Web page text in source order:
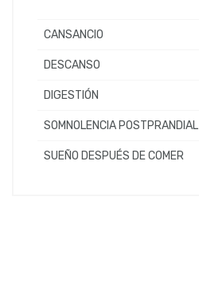
CANSANCIO
DESCANSO
DIGESTIÓN
SOMNOLENCIA POSTPRANDIAL
SUEÑO DESPUÉS DE COMER